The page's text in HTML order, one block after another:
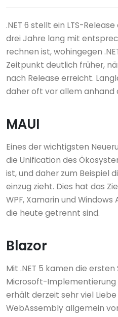
.NET 6 stellt ein LTS-
drei Jahre lang mit
rechnen ist, wohingegen
Zeitpunkt deutlich früher,
nach Release erreicht.
daher oft vor allem anhand
MAUI
Eines der wichtigsten
die Unification des
ist, und daher zum Beispiel
einzug zieht. Dies hat das
WPF, Xamarin und
die heute getrennt sind.
Blazor
Mit .NET 5 kamen die
Microsoft-Implementierung
erhält derzeit sehr viel
WebAssembly allgemein